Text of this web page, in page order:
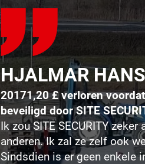
HJALMAR
20171,20 £ verloren
beveiligd door SITE
Ik zou SITE SECURITY zeker
anderen. Ik zal ze zelf ook
Sindsdien is er geen enkele